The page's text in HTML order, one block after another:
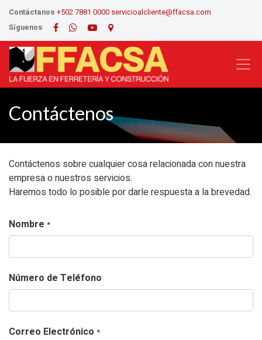
Contáctanos +502 7881 0000 servicioalcliente@ffacsa.com
Síguenos
Contáctenos
Contáctenos sobre cualquier cosa relacionada con nuestra
empresa o nuestros servicios.
Haremos todo lo posible por darle respuesta a la brevedad.
Nombre *
Número de Teléfono
Correo Electrónico *